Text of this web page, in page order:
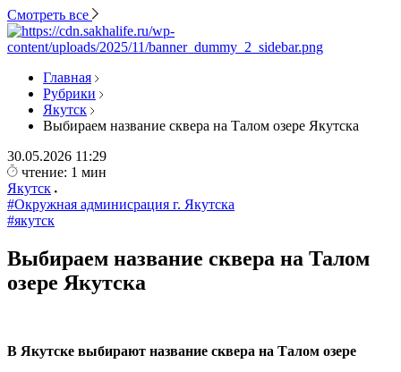
Смотреть все
Главная
Рубрики
Якутск
Выбираем название сквера на Талом озере Якутска
30.05.2026 11:29
чтение: 1 мин
Якутск
#Окружная админисрация г. Якутска
#якутск
Выбираем название сквера на Талом
озере Якутска
В Якутске выбирают название сквера на Талом озере